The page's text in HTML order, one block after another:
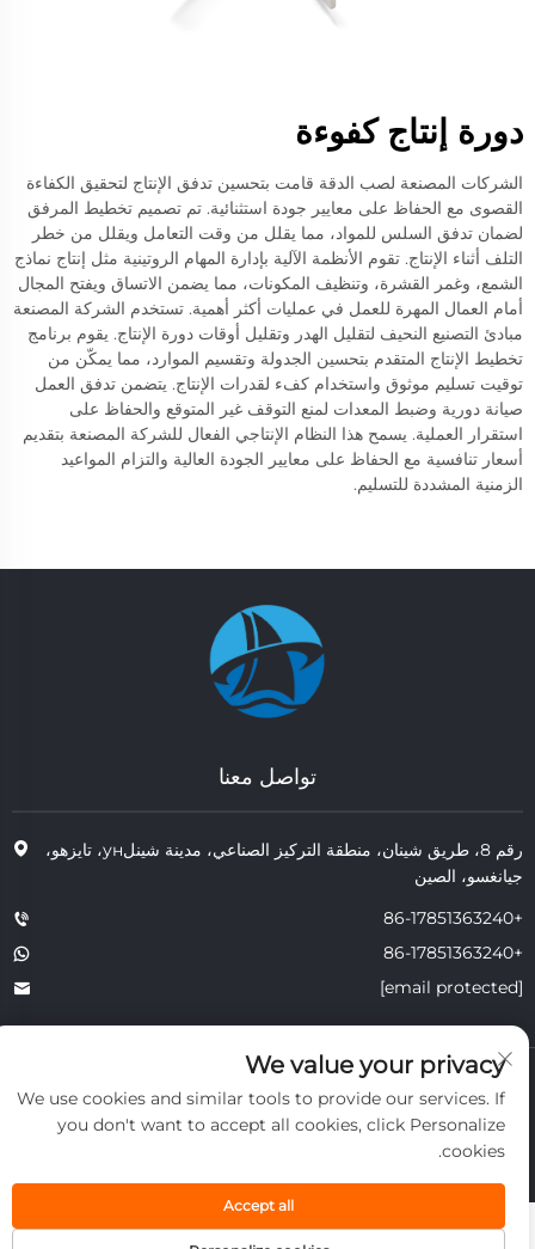
دورة إنتاج كفوءة
الشركات المصنعة لصب الدقة قامت بتحسين تدفق الإنتاج لتحقيق الكفاءة
القصوى مع الحفاظ على معايير جودة استثنائية. تم تصميم تخطيط المرفق
لضمان تدفق السلس للمواد، مما يقلل من وقت التعامل ويقلل من خطر
التلف أثناء الإنتاج. تقوم الأنظمة الآلية بإدارة المهام الروتينية مثل إنتاج نماذج
الشمع، وغمر القشرة، وتنظيف المكونات، مما يضمن الاتساق ويفتح المجال
أمام العمال المهرة للعمل في عمليات أكثر أهمية. تستخدم الشركة المصنعة
مبادئ التصنيع النحيف لتقليل الهدر وتقليل أوقات دورة الإنتاج. يقوم برنامج
تخطيط الإنتاج المتقدم بتحسين الجدولة وتقسيم الموارد، مما يمكّن من
توقيت تسليم موثوق واستخدام كفء لقدرات الإنتاج. يتضمن تدفق العمل
صيانة دورية وضبط المعدات لمنع التوقف غير المتوقع والحفاظ على
استقرار العملية. يسمح هذا النظام الإنتاجي الفعال للشركة المصنعة بتقديم
أسعار تنافسية مع الحفاظ على معايير الجودة العالية والتزام المواعيد
الزمنية المشددة للتسليم.
تواصل معنا
رقم 8، طريق شينان، منطقة التركيز الصناعي، مدينة شينلун، تايزهو،
جيانغسو، الصين
+86-17851363240
+86-17851363240
حقوق النشر © 2025 JIANGSU TONGZHOU HEAT RESISTANT
TECHNOLOGY CO., LTD. جميع الحقوق محفوظة.
الخصوصية
We value your privacy
We use cookies and similar tools to provide our services. If
you don't want to accept all cookies, click Personalize
cookies.
Accept all